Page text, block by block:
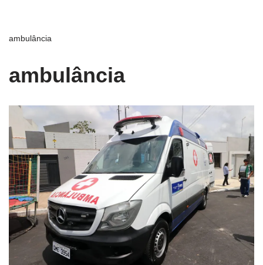
ambulância
ambulância